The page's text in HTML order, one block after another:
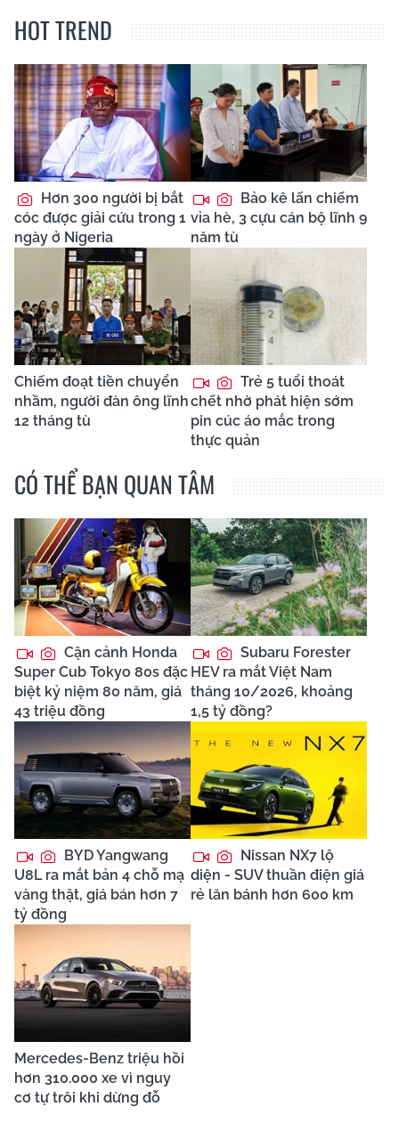
HOT TREND
Hơn 300 người bị bắt
cóc được giải cứu trong 1
ngày ở Nigeria
Bảo kê lấn chiếm
vỉa hè, 3 cựu cán bộ lĩnh 9
năm tù
Chiếm đoạt tiền chuyển
nhầm, người đàn ông lĩnh
12 tháng tù
Trẻ 5 tuổi thoát
chết nhờ phát hiện sớm
pin cúc áo mắc trong
thực quản
CÓ THỂ BẠN QUAN TÂM
Cận cảnh Honda
Super Cub Tokyo 80s đặc
biệt kỷ niệm 80 năm, giá
43 triệu đồng
Subaru Forester
HEV ra mắt Việt Nam
tháng 10/2026, khoảng
1,5 tỷ đồng?
BYD Yangwang
U8L ra mắt bản 4 chỗ mạ
vàng thật, giá bán hơn 7
tỷ đồng
Nissan NX7 lộ
diện - SUV thuần điện giá
rẻ lăn bánh hơn 600 km
Mercedes-Benz triệu hồi
hơn 310.000 xe vì nguy
cơ tự trôi khi dừng đỗ